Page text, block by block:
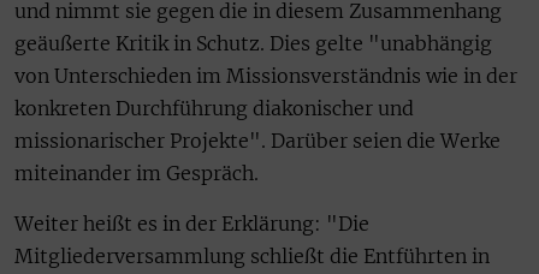
und nimmt sie gegen die in diesem Zusammenhang
geäußerte Kritik in Schutz. Dies gelte "unabhängig
von Unterschieden im Missionsverständnis wie in der
konkreten Durchführung diakonischer und
missionarischer Projekte". Darüber seien die Werke
miteinander im Gespräch.
Weiter heißt es in der Erklärung: "Die
Mitgliederversammlung schließt die Entführten in